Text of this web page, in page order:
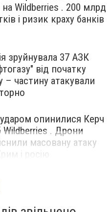
Wildberries . 200 млрд
і ризик краху банків
зруйнувала 37 АЗК
від початку
– частину атакували
опинилися Керч
Wildberries . Дрони
масовану атаку
і росію